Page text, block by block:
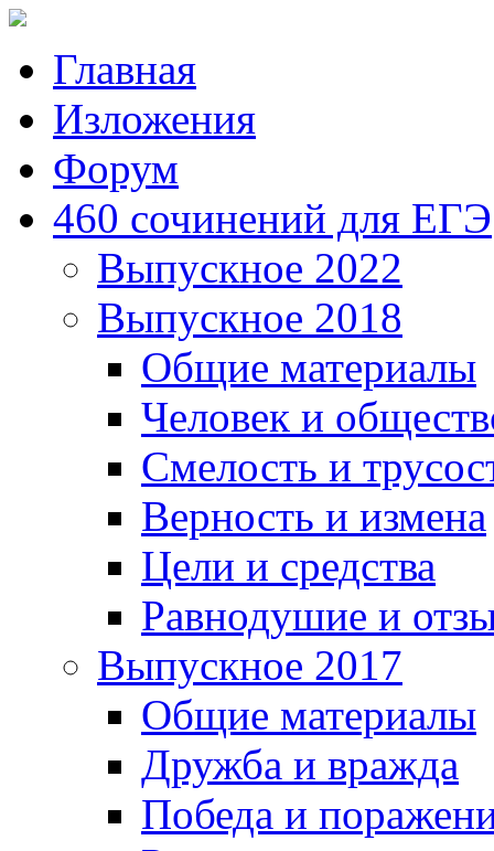
Главная
Изложения
Форум
460 сочинений для ЕГЭ
Выпускное 2022
Выпускное 2018
Общие материалы
Человек и
Смелость и
Верность и измена
Цели и средства
Равнодушие и
Выпускное 2017
Общие материалы
Дружба и вражда
Победа и